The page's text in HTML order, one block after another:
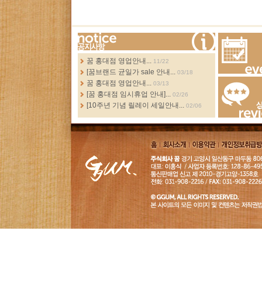
more...
꿈 홍대점 영업안내... 11/22
[꿈브랜드 균일가 sale 안내... 03/18
꿈 홍대점 영업안내... 03/13
[꿈 홍대점 임시휴업 안내]... 02/26
[10주년 기념 릴레이 세일안내... 02/06
Events
Review
홈
회사소
개
이용약
관
개인정보취급
침